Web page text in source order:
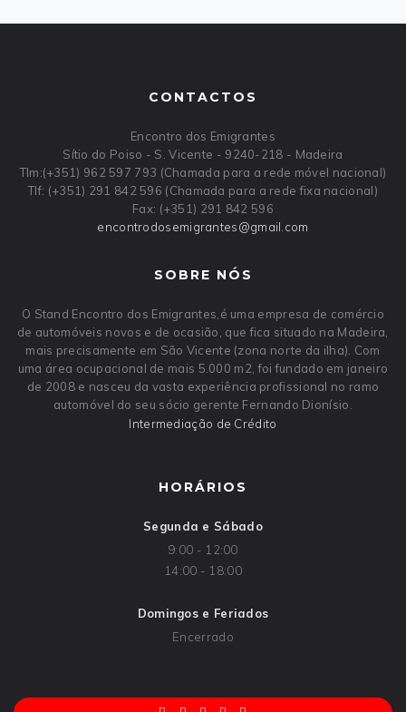
CONTACTOS
Encontro dos Emigrantes
Sítio do Poiso - S. Vicente - 9240-218 - Madeira
Tlm:(+351) 962 597 793 (Chamada para a rede móvel nacional)
Tlf: (+351) 291 842 596 (Chamada para a rede fixa nacional)
Fax: (+351) 291 842 596
encontrodosemigrantes@gmail.com
SOBRE NÓS
O Stand Encontro dos Emigrantes,é uma empresa de comércio
de automóveis novos e de ocasião, que fica situado na Madeira,
mais precisamente em São Vicente (zona norte da ilha). Com
uma área ocupacional de mais 5.000 m2, foi fundado em janeiro
de 2008 e nasceu da vasta experiência profissional no ramo
automóvel do seu sócio gerente Fernando Dionísio.
Intermediação de Crédito
HORÁRIOS
Segunda e Sábado
9:00 - 12:00
14:00 - 18:00
Domingos e Feriados
Encerrado